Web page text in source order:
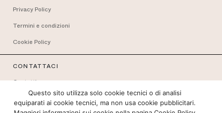
Privacy Policy
Termini e condizioni
Cookie Policy
CONTATTACI
Contatti
CONNETTITI
Questo sito utilizza solo cookie tecnici o di analisi
equiparati ai cookie tecnici, ma non usa cookie pubblicitari.